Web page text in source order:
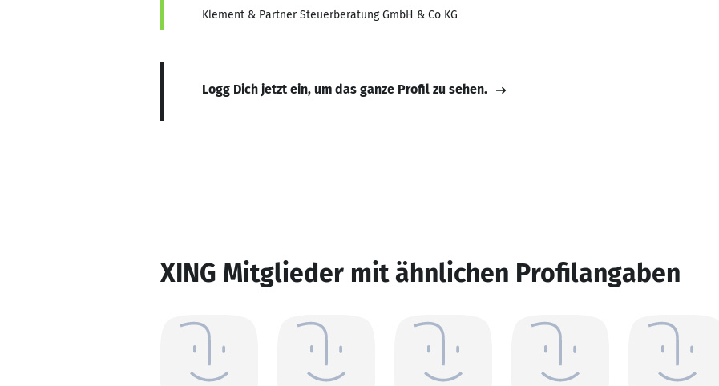
Klement & Partner Steuerberatung GmbH & Co KG
Logg Dich jetzt ein, um das ganze Profil zu sehen.
XING Mitglieder mit ähnlichen Profilangaben